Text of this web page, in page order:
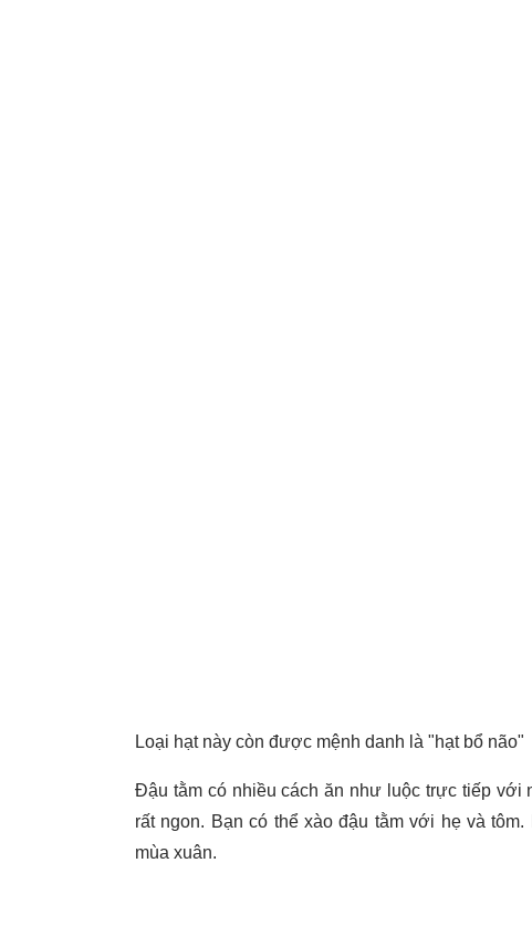
Loại hạt này còn được mệnh danh là "hạt bổ não"
Đậu tằm có nhiều cách ăn như luộc trực tiếp với
rất ngon. Bạn có thể xào đậu tằm với hẹ và
mùa xuân.